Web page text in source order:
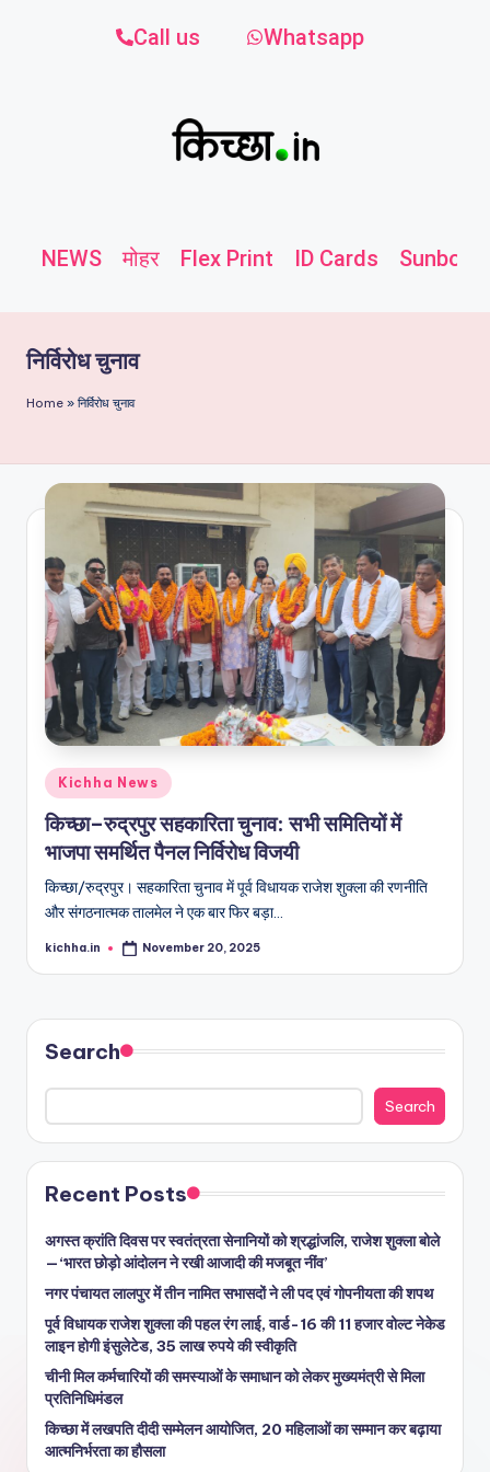
Call us Whatsapp
NEWS मोहर Flex Print ID Cards
निर्विरोध चुनाव
Home » निर्विरोध चुनाव
Kichha News
किच्छा–रुद्रपुर सहकारिता चुनाव: सभी समितियों में
भाजपा समर्थित पैनल निर्विरोध विजयी
किच्छा/रुद्रपुर। सहकारिता चुनाव में पूर्व विधायक राजेश शुक्ला की रणनीति
और संगठनात्मक तालमेल ने एक बार फिर बड़ा…
kichha.in November 20, 2025
Search
Search
Recent Posts
अगस्त क्रांति दिवस पर स्वतंत्रता सेनानियों को श्रद्धांजलि, राजेश शुक्ला बोले
—‘भारत छोड़ो आंदोलन ने रखी आजादी की मजबूत नींव’
नगर पंचायत लालपुर में तीन नामित सभासदों ने ली पद एवं गोपनीयता की शपथ
पूर्व विधायक राजेश शुक्ला की पहल रंग लाई, वार्ड-16 की 11 हजार वोल्ट नेकेड
लाइन होगी इंसुलेटेड, 35 लाख रुपये की स्वीकृति
चीनी मिल कर्मचारियों की समस्याओं के समाधान को लेकर मुख्यमंत्री से मिला
प्रतिनिधिमंडल
किच्छा में लखपति दीदी सम्मेलन आयोजित, 20 महिलाओं का सम्मान कर बढ़ाया
आत्मनिर्भरता का हौसला